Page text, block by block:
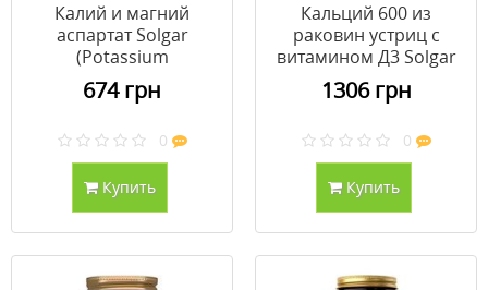
Калий и магний
аспартат Solgar
(Potassium
Magnesium Aspartate)
90 растительных
674 грн
0
Купить
Кальций 600 из
раковин устриц с
витамином Д3 Solgar
240 таблеток
1306 грн
0
Купить